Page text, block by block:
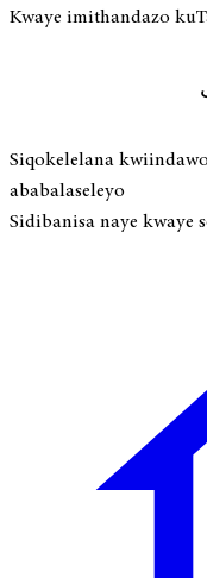
Kwaye imithandazo
Siqokelelana
ababalaseleyo
Sidibanisa naye kwaye